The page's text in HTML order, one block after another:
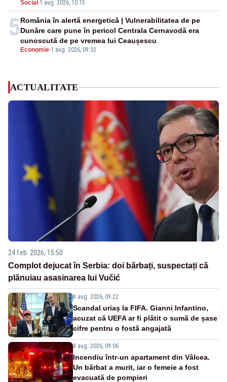
Social -1 aug. 2026, 10:15
5
Economie-1 aug. 2026, 09:32
România în alertă energetică | Vulnerabilitatea de pe
Dunăre care pune în pericol Centrala Cernavodă era
cunoscută de pe vremea lui Ceaușescu
ACTUALITATE
24 feb. 2026, 15:50
Complot dejucat în Serbia: doi bărbați, suspectați că
plănuiau asasinarea lui Vučić
8 aug. 2026, 09:22
Scandal uriaș la FIFA. Gianni Infantino,
acuzat că UEFA ar fi plătit o sumă de șase
cifre pentru o fostă angajată
8 aug. 2026, 09:06
Incendiu într-un apartament din Vâlcea.
Un bărbat a murit, iar o femeie a fost
evacuată de pompieri